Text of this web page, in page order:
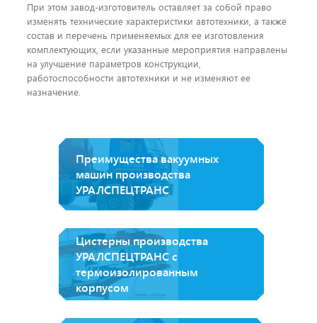
При этом завод-изготовитель оставляет за собой право
изменять технические характеристики автотехники, а также
состав и перечень применяемых для ее изготовления
комплектующих, если указанные мероприятия направлены
на улучшение параметров конструкции,
работоспособности автотехники и не изменяют ее
назначение.
Преимущества вакуумных
машин производства
УРАЛСПЕЦТРАНС
Цистерны производства
УРАЛСПЕЦТРАНС с
термоизолированным
корпусом